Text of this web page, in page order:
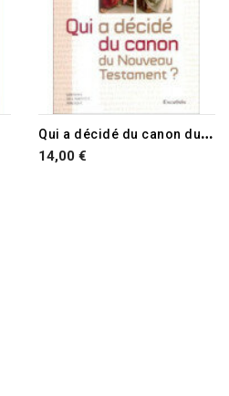
Q
ui a décidé du canon du Nouveau Testament ?
14,00 €